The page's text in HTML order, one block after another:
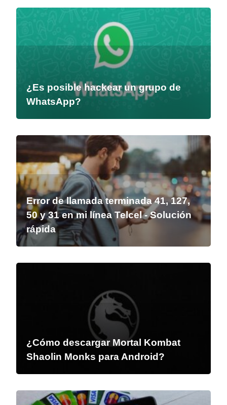
¿Es posible hackear un grupo de
WhatsApp?
Error de llamada terminada 41, 127,
50 y 31 en mi línea Telcel - Solución
rápida
¿Cómo descargar Mortal Kombat
Shaolin Monks para Android?